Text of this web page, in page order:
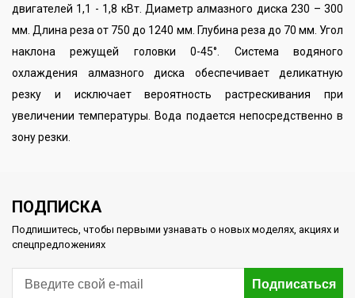
двигателей 1,1 - 1,8 кВт. Диаметр алмазного диска 230 – 300
мм. Длина реза от 750 до 1240 мм. Глубина реза до 70 мм. Угол
наклона режущей головки 0-45°. Система водяного
охлаждения алмазного диска обеспечивает деликатную
резку и исключает вероятность растрескивания при
увеличении температуры. Вода подается непосредственно в
зону резки.
ПОДПИСКА
Подпишитесь, чтобы первыми узнавать о новых моделях, акциях и
спецпредложениях
Подписаться